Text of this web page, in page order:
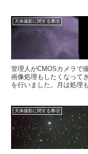
天体撮影に関する事項
管理人がCMOSカメラで
画像処理もしたくなって
を行いました。月は処理
天体撮影に関する事項